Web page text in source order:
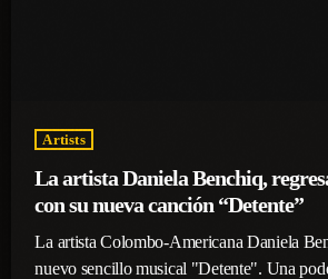
Artists
La artista Daniela Benchiq,
con su nueva canción “Detente”
La artista Colombo-Americana Daniela
nuevo sencillo musical "Detente". Una